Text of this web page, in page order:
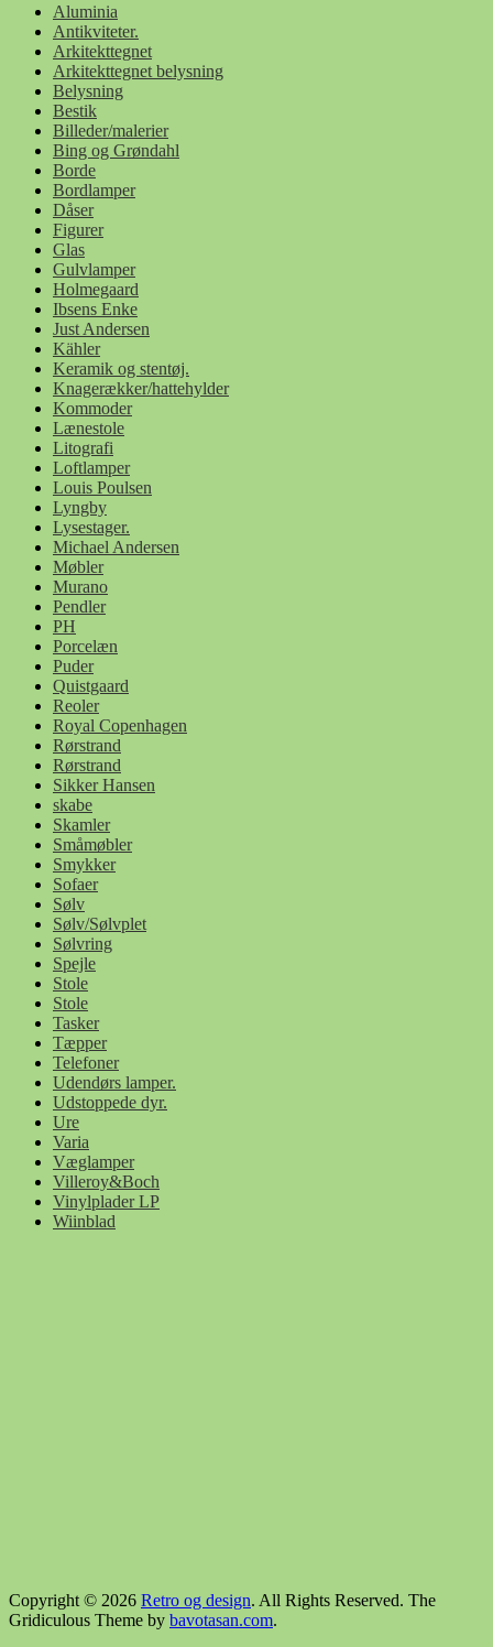
Aluminia
Antikviteter.
Arkitekttegnet
Arkitekttegnet belysning
Belysning
Bestik
Billeder/malerier
Bing og Grøndahl
Borde
Bordlamper
Dåser
Figurer
Glas
Gulvlamper
Holmegaard
Ibsens Enke
Just Andersen
Kähler
Keramik og stentøj.
Knagerækker/hattehylder
Kommoder
Lænestole
Litografi
Loftlamper
Louis Poulsen
Lyngby
Lysestager.
Michael Andersen
Møbler
Murano
Pendler
PH
Porcelæn
Puder
Quistgaard
Reoler
Royal Copenhagen
Rørstrand
Rørstrand
Sikker Hansen
skabe
Skamler
Småmøbler
Smykker
Sofaer
Sølv
Sølv/Sølvplet
Sølvring
Spejle
Stole
Stole
Tasker
Tæpper
Telefoner
Udendørs lamper.
Udstoppede dyr.
Ure
Varia
Væglamper
Villeroy&Boch
Vinylplader LP
Wiinblad
Copyright © 2026 Retro og design. All Rights Reserved. The
Gridiculous Theme by bavotasan.com.